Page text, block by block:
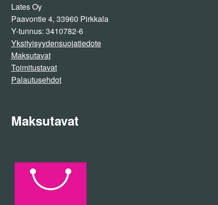
Lates Oy
Paavontie 4, 33960 Pirkkala
Y-tunnus: 3410782-6
Yksityisyydensuojatiedote
Maksutavat
Toimitustavat
Palautusehdot
Maksutavat